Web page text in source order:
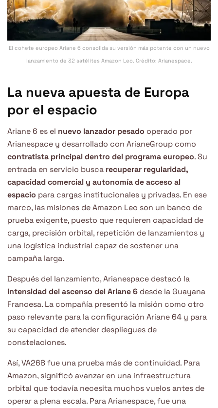
El cohete europeo Ariane 6 consolida su versión más potente con un nuevo
lanzamiento de 32 satélites Amazon Leo. Crédito: Arianespace.
La nueva apuesta de Europa
por el espacio
Ariane 6 es el nuevo lanzador pesado operado por
Arianespace y desarrollado con ArianeGroup como
contratista principal dentro del programa europeo. Su
entrada en servicio busca recuperar regularidad,
capacidad comercial y autonomía de acceso al
espacio para cargas institucionales y privadas. En ese
marco, las misiones de Amazon Leo son un banco de
prueba exigente, puesto que requieren capacidad de
carga, precisión orbital, repetición de lanzamientos y
una logística industrial capaz de sostener una
campaña larga.
Después del lanzamiento, Arianespace destacó la
intensidad del ascenso del Ariane 6 desde la Guayana
Francesa. La compañía presentó la misión como otro
paso relevante para la configuración Ariane 64 y para
su capacidad de atender despliegues de
constelaciones.
Así, VA268 fue una prueba más de continuidad. Para
Amazon, significó avanzar en una infraestructura
orbital que todavía necesita muchos vuelos antes de
operar a plena escala. Para Arianespace, fue una